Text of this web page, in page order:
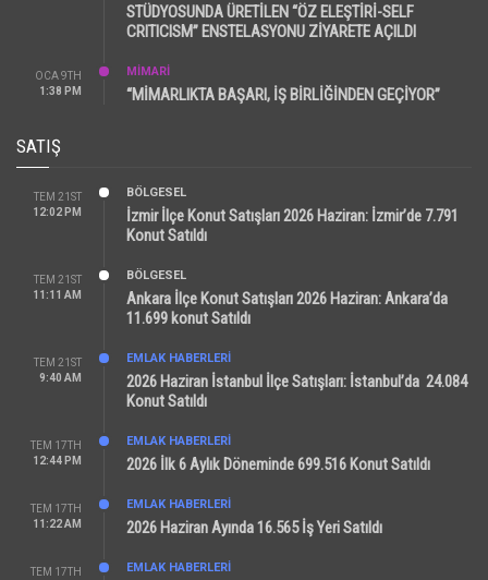
STÜDYOSUNDA ÜRETİLEN “ÖZ ELEŞTİRİ-SELF
CRITICISM” ENSTELASYONU ZİYARETE AÇILDI
OCA 9TH
1:38 PM
MİMARİ
“MİMARLIKTA BAŞARI, İŞ BİRLİĞİNDEN GEÇİYOR”
SATIŞ
TEM 21ST
12:02 PM
BÖLGESEL
İzmir İlçe Konut Satışları 2026 Haziran: İzmir’de 7.791
Konut Satıldı
TEM 21ST
11:11 AM
BÖLGESEL
Ankara İlçe Konut Satışları 2026 Haziran: Ankara’da
11.699 konut Satıldı
TEM 21ST
9:40 AM
EMLAK HABERLERI
2026 Haziran İstanbul İlçe Satışları: İstanbul’da 24.084
Konut Satıldı
TEM 17TH
12:44 PM
EMLAK HABERLERI
2026 İlk 6 Aylık Döneminde 699.516 Konut Satıldı
TEM 17TH
11:22 AM
EMLAK HABERLERI
2026 Haziran Ayında 16.565 İş Yeri Satıldı
TEM 17TH
EMLAK HABERLERI